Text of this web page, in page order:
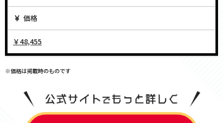
価格
￥48,455
※価格は掲載時のものです